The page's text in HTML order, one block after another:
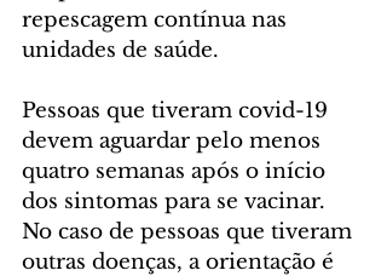
repescagem contínua nas
unidades de saúde.
Pessoas que tiveram covid-19
devem aguardar pelo menos
quatro semanas após o início
dos sintomas para se vacinar.
No caso de pessoas que tiveram
outras doenças, a orientação é